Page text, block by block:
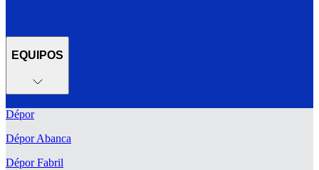
EQUIPOS
Dépor
Dépor Abanca
Dépor Fabril